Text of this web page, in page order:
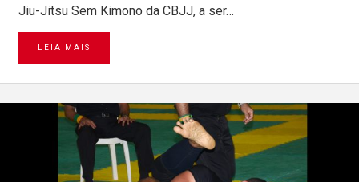
Jiu-Jitsu Sem Kimono da CBJJ, a ser…
LEIA MAIS